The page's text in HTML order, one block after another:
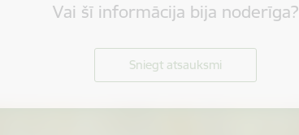
Vai šī informācija bija noderīga?
Sniegt atsauksmi